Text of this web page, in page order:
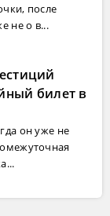
после
не о в...
билет в
он уже не